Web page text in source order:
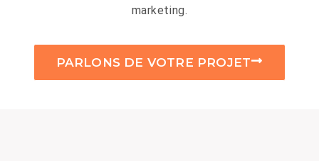
marketing.
PARLONS DE VOTRE PROJET